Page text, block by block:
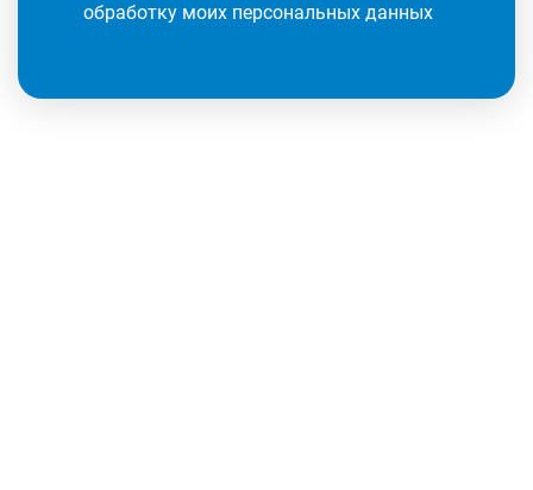
обработку моих персональных данных